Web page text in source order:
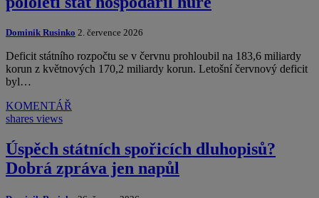
Dominik Rusinko 2. července 2026
Deficit státního rozpočtu se v červnu prohloubil na 183,6 miliardy
korun z květnových 170,2 miliardy korun. Letošní červnový deficit
byl…
KOMENTÁŘ
shares views
Úspěch státních spořicích dluhopisů?
Dobrá zpráva jen napůl